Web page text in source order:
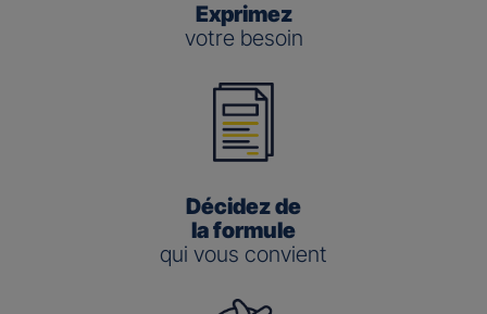
Exprimez
votre besoin
Décidez de
la formule
qui vous convient